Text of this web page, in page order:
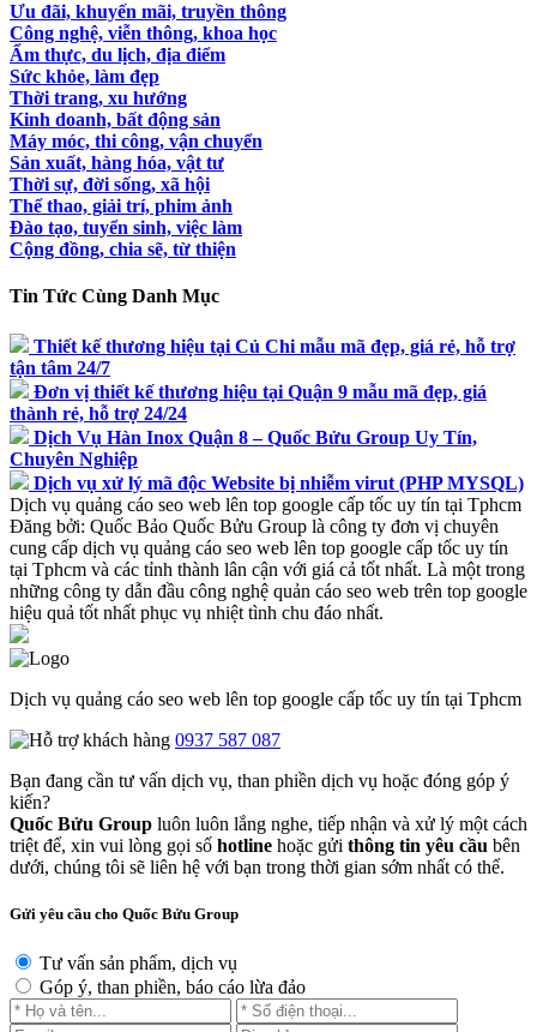
Ưu đãi, khuyến mãi, truyền thông
Công nghệ, viễn thông, khoa học
Ẩm thực, du lịch, địa điểm
Sức khỏe, làm đẹp
Thời trang, xu hướng
Kinh doanh, bất động sản
Máy móc, thi công, vận chuyển
Sản xuất, hàng hóa, vật tư
Thời sự, đời sống, xã hội
Thể thao, giải trí, phim ảnh
Đào tạo, tuyển sinh, việc làm
Cộng đồng, chia sẽ, từ thiện
Tin Tức Cùng Danh Mục
Thiết kế thương hiệu tại Củ Chi mẫu mã đẹp, giá rẻ, hỗ trợ
tận tâm 24/7
Đơn vị thiết kế thương hiệu tại Quận 9 mẫu mã đẹp, giá
thành rẻ, hỗ trợ 24/24
Dịch Vụ Hàn Inox Quận 8 – Quốc Bửu Group Uy Tín,
Chuyên Nghiệp
Dịch vụ xử lý mã độc Website bị nhiễm virut (PHP MYSQL)
Dịch vụ quảng cáo seo web lên top google cấp tốc uy tín tại Tphcm
Đăng bởi: Quốc Bảo Quốc Bửu Group là công ty đơn vị chuyên
cung cấp dịch vụ quảng cáo seo web lên top google cấp tốc uy tín
tại Tphcm và các tỉnh thành lân cận với giá cả tốt nhất. Là một trong
những công ty dẫn đầu công nghệ quản cáo seo web trên top google
hiệu quả tốt nhất phục vụ nhiệt tình chu đáo nhất.
Dịch vụ quảng cáo seo web lên top google cấp tốc uy tín tại Tphcm
0937 587 087
Bạn đang cần tư vấn dịch vụ, than phiền dịch vụ hoặc đóng góp ý
kiến?
Quốc Bửu Group luôn luôn lắng nghe, tiếp nhận và xử lý một cách
triệt để, xin vui lòng gọi số hotline hoặc gửi thông tin yêu cầu bên
dưới, chúng tôi sẽ liên hệ với bạn trong thời gian sớm nhất có thể.
Gửi yêu cầu cho Quốc Bửu Group
Tư vấn sản phẩm, dịch vụ
Góp ý, than phiền, báo cáo lừa đảo